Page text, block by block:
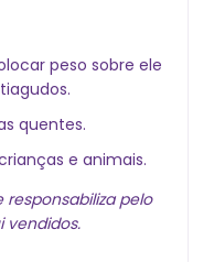
peso sobre ele
quentes.
e animais.
responsabiliza pelo
vendidos.